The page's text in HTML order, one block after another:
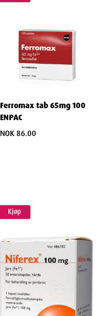
Ferromax tab 65mg 100
ENPAC
NOK 86.00
Kjøp